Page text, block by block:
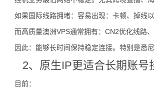
如果国际线路拥堵：容易出现：卡顿、掉线以
而高质量澳洲VPS通常拥有：CN2优化线路
因此：能够长时间保持稳定连接。特别是悉
2、原生IP更适合长期账号
目前：